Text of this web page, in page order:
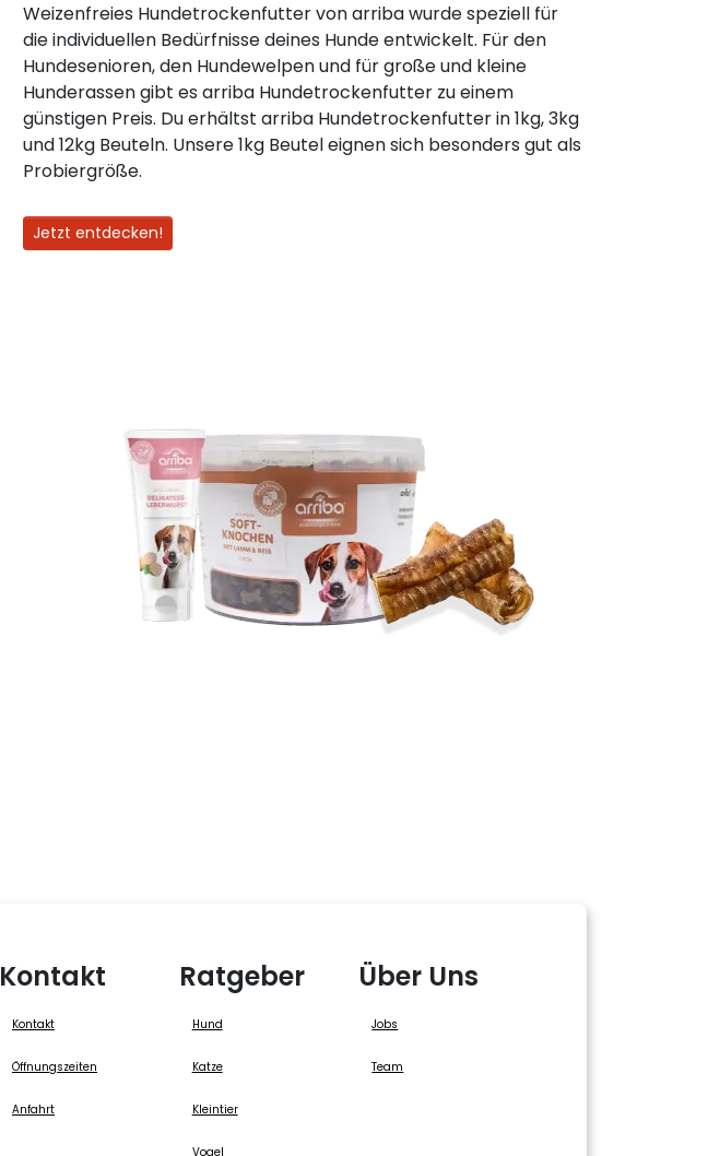
Weizenfreies Hundetrockenfutter von arriba wurde speziell für
die individuellen Bedürfnisse deines Hunde entwickelt. Für den
Hundesenioren, den Hundewelpen und für große und kleine
Hunderassen gibt es arriba Hundetrockenfutter zu einem
günstigen Preis. Du erhältst arriba Hundetrockenfutter in 1kg, 3kg
und 12kg Beuteln. Unsere 1kg Beutel eignen sich besonders gut als
Probiergröße.
Jetzt entdecken!
Kontakt
Kontakt
Öffnungszeiten
Anfahrt
Ratgeber
Hund
Katze
Kleintier
Vogel
Über Uns
Jobs
Team